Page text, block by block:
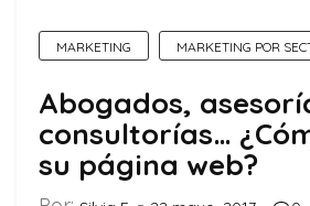
MARKETING MARKETING POR
Abogados,
consultorías…
su página web?